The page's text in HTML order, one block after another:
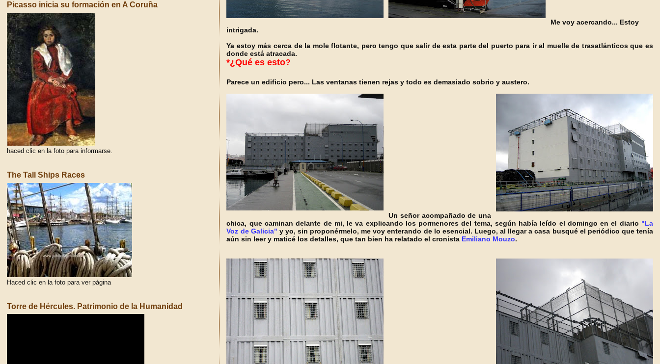
Me voy acercando... Estoy
intrigada.
Ya estoy más cerca de la mole flotante, pero tengo que salir de esta parte del puerto para ir al muelle de trasatlánticos que es
donde está atracada.
*¿Qué es esto?
Parece un edificio pero... Las ventanas tienen rejas y todo es demasiado sobrio y austero.
Un señor acompañado de una
chica, que caminan delante de mi, le va explicando los pormenores del tema, según había leído el domingo en el diario "La
Voz de Galicia" y yo, sin proponérmelo, me voy enterando de lo esencial. Luego, al llegar a casa busqué el periódico que tenía
aún sin leer y maticé los detalles, que tan bien ha relatado el cronista Emiliano Mouzo.
Picasso inicia su formación en A Coruña
haced clic en la foto para informarse.
The Tall Ships Races
Haced clic en la foto para ver página
Torre de Hércules. Patrimonio de la Humanidad